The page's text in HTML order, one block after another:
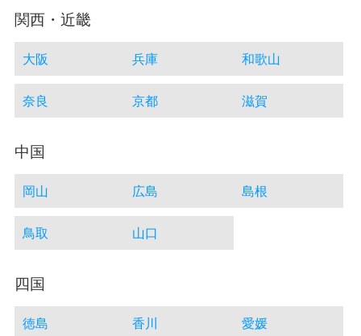
関西・近畿
大阪 兵庫 和歌山
奈良 京都 滋賀
中国
岡山 広島 島根
鳥取 山口
四国
徳島 香川 愛媛